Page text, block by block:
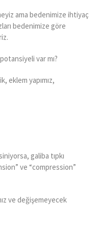
ama bedenimize ihtiyaç
bedenimize göre
var mı?
eklem yapımız,
galiba tıpkı
ve “compression”
ve değişemeyecek